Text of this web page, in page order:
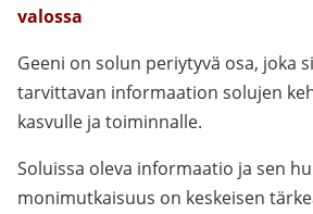
valossa
Geeni on solun periytyvä osa, joka
tarvittavan informaation solujen
kasvulle ja toiminnalle.
Soluissa oleva informaatio ja sen
monimutkaisuus on keskeisen